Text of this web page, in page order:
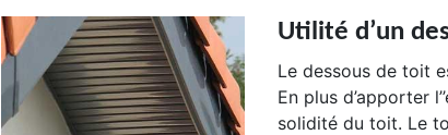
Utilité d’un
Le dessous de toit
En plus d’apporter
solidité du toit. Le